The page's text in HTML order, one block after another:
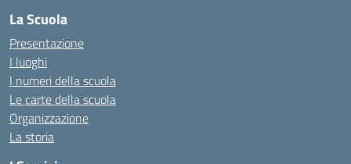
La Scuola
Presentazione
I luoghi
I numeri della scuola
Le carte della scuola
Organizzazione
La storia